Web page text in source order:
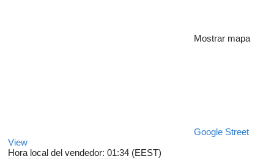
Mostrar mapa
Google Street
View
Hora local del vendedor: 01:34 (EEST)